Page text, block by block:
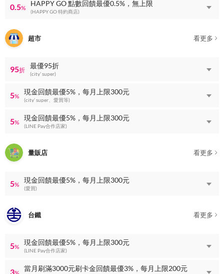
0.5%
HAPPY GO 點數回饋最優0.5%，無上限
(HAPPY GO 特約商店)
超市 看更多
95折
最優95折
(city’ super)
5%
現金回饋最優5%，每月上限300元
(city’ super、愛買等)
5%
現金回饋最優5%，每月上限300元
(LINE Pay合作店家)
量販店 看更多
5%
現金回饋最優5%，每月上限300元
(愛買)
台鐵 看更多
5%
現金回饋最優5%，每月上限300元
(LINE Pay合作店家)
3 當月刷滿3000元刷卡金回饋最優3%，每月上限200元